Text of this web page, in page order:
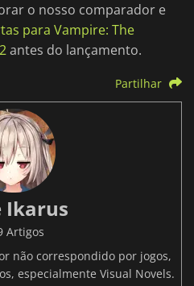
o nosso comparador e
para Vampire: The
antes do lançamento.
Partilhar
Ikarus
Artigos
não correspondido por jogos,
especialmente Visual Novels.